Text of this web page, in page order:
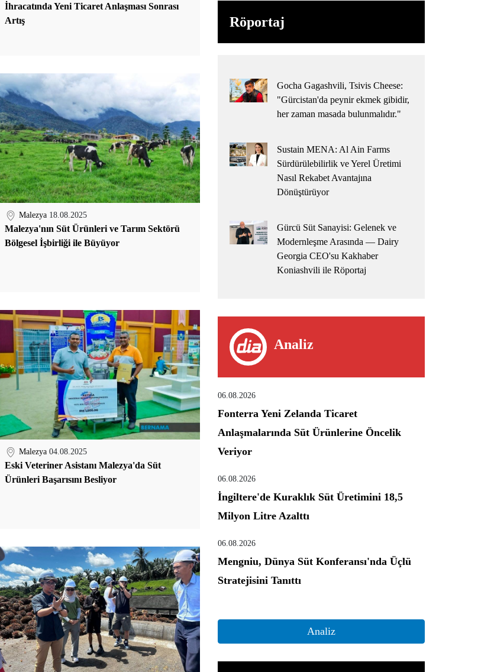
İhracatında Yeni Ticaret Anlaşması Sonrası
Artış
Malezya 18.08.2025
Malezya'nın Süt Ürünleri ve Tarım Sektörü
Bölgesel İşbirliği ile Büyüyor
Malezya 04.08.2025
Eski Veteriner Asistanı Malezya'da Süt
Ürünleri Başarısını Besliyor
Röportaj
Gocha Gagashvili, Tsivis Cheese:
"Gürcistan'da peynir ekmek gibidir,
her zaman masada bulunmalıdır."
Sustain MENA: Al Ain Farms
Sürdürülebilirlik ve Yerel Üretimi
Nasıl Rekabet Avantajına
Dönüştürüyor
Gürcü Süt Sanayisi: Gelenek ve
Modernleşme Arasında — Dairy
Georgia CEO'su Kakhaber
Koniashvili ile Röportaj
Analiz
06.08.2026
Fonterra Yeni Zelanda Ticaret
Anlaşmalarında Süt Ürünlerine Öncelik
Veriyor
06.08.2026
İngiltere'de Kuraklık Süt Üretimini 18,5
Milyon Litre Azalttı
06.08.2026
Mengniu, Dünya Süt Konferansı'nda Üçlü
Stratejisini Tanıttı
Analiz